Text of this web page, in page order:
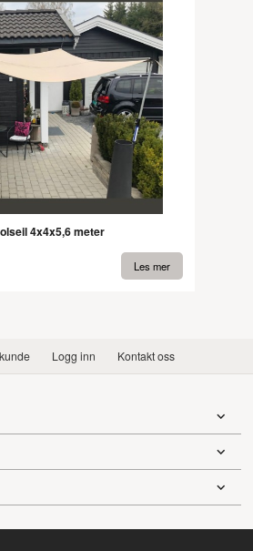
4x4x5,6 meter
Les mer
Logg inn Kontakt oss